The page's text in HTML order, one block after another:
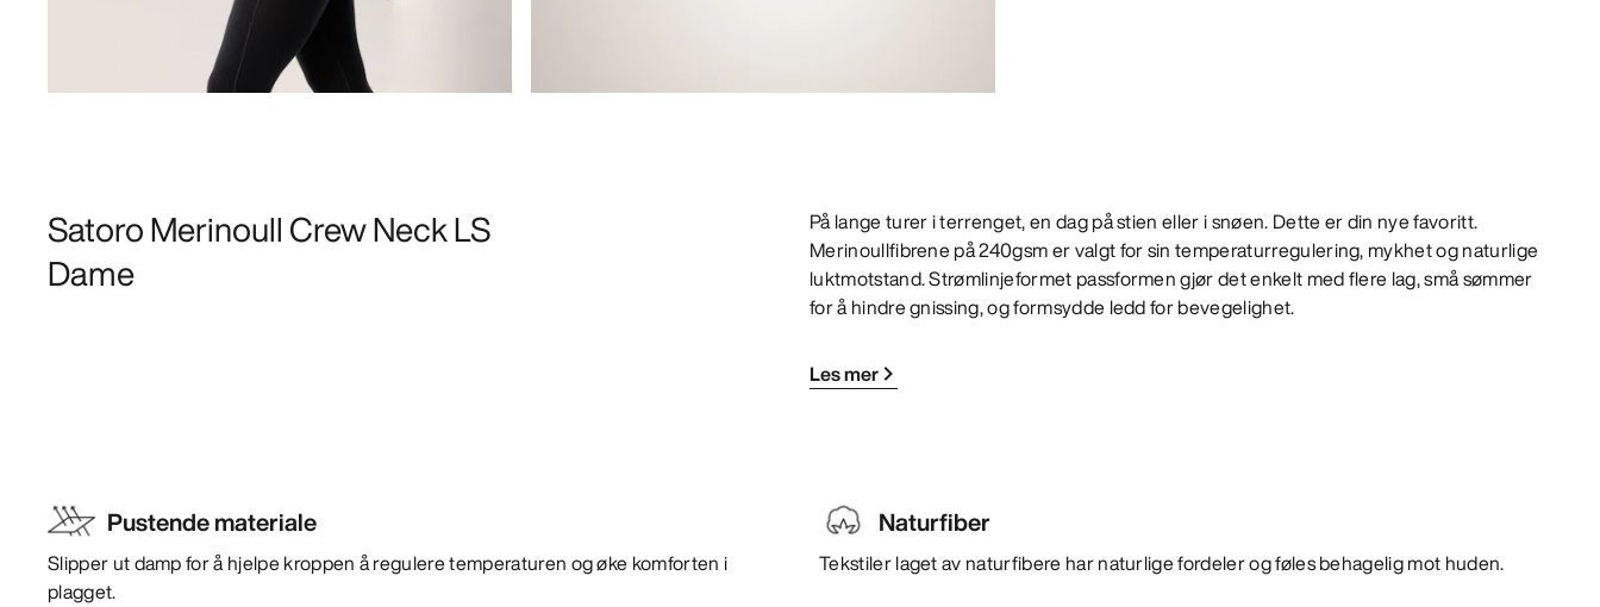
Satoro Merinoull Crew Neck LS
Dame
På lange turer i terrenget, en dag på stien eller i snøen. Dette er din nye favoritt.
Merinoullfibrene på 240gsm er valgt for sin temperaturregulering, mykhet og naturlige
luktmotstand. Strømlinjeformet passformen gjør det enkelt med flere lag, små sømmer
for å hindre gnissing, og formsydde ledd for bevegelighet.
Les mer
Pustende materiale
Slipper ut damp for å hjelpe kroppen å regulere temperaturen og øke komforten i
plagget.
Naturfiber
Tekstiler laget av naturfibere har naturlige fordeler og føles behagelig mot huden.